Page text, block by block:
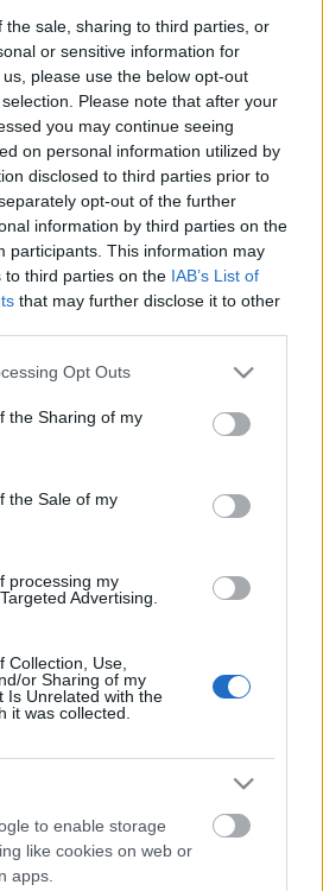
the sale, sharing to third parties, or
or sensitive information for
please use the below opt-out
Please note that after your
you may continue seeing
on personal information utilized by
disclosed to third parties prior to
opt-out of the further
information by third parties on the
participants. This information may
to third parties on the IAB’s List of
that may further disclose it to other
app uses one or more Google
usage behaviour. You may click to
Google and its third-party tags to
specified purposes in below Google
Opt Outs
the Sharing of my
the Sale of my
processing my
Advertising.
Collection, Use,
or Sharing of my
Is Unrelated with the
it was collected.
to enable storage
like cookies on web or
apps.
pasi nurminen
az UTE és az FTC is